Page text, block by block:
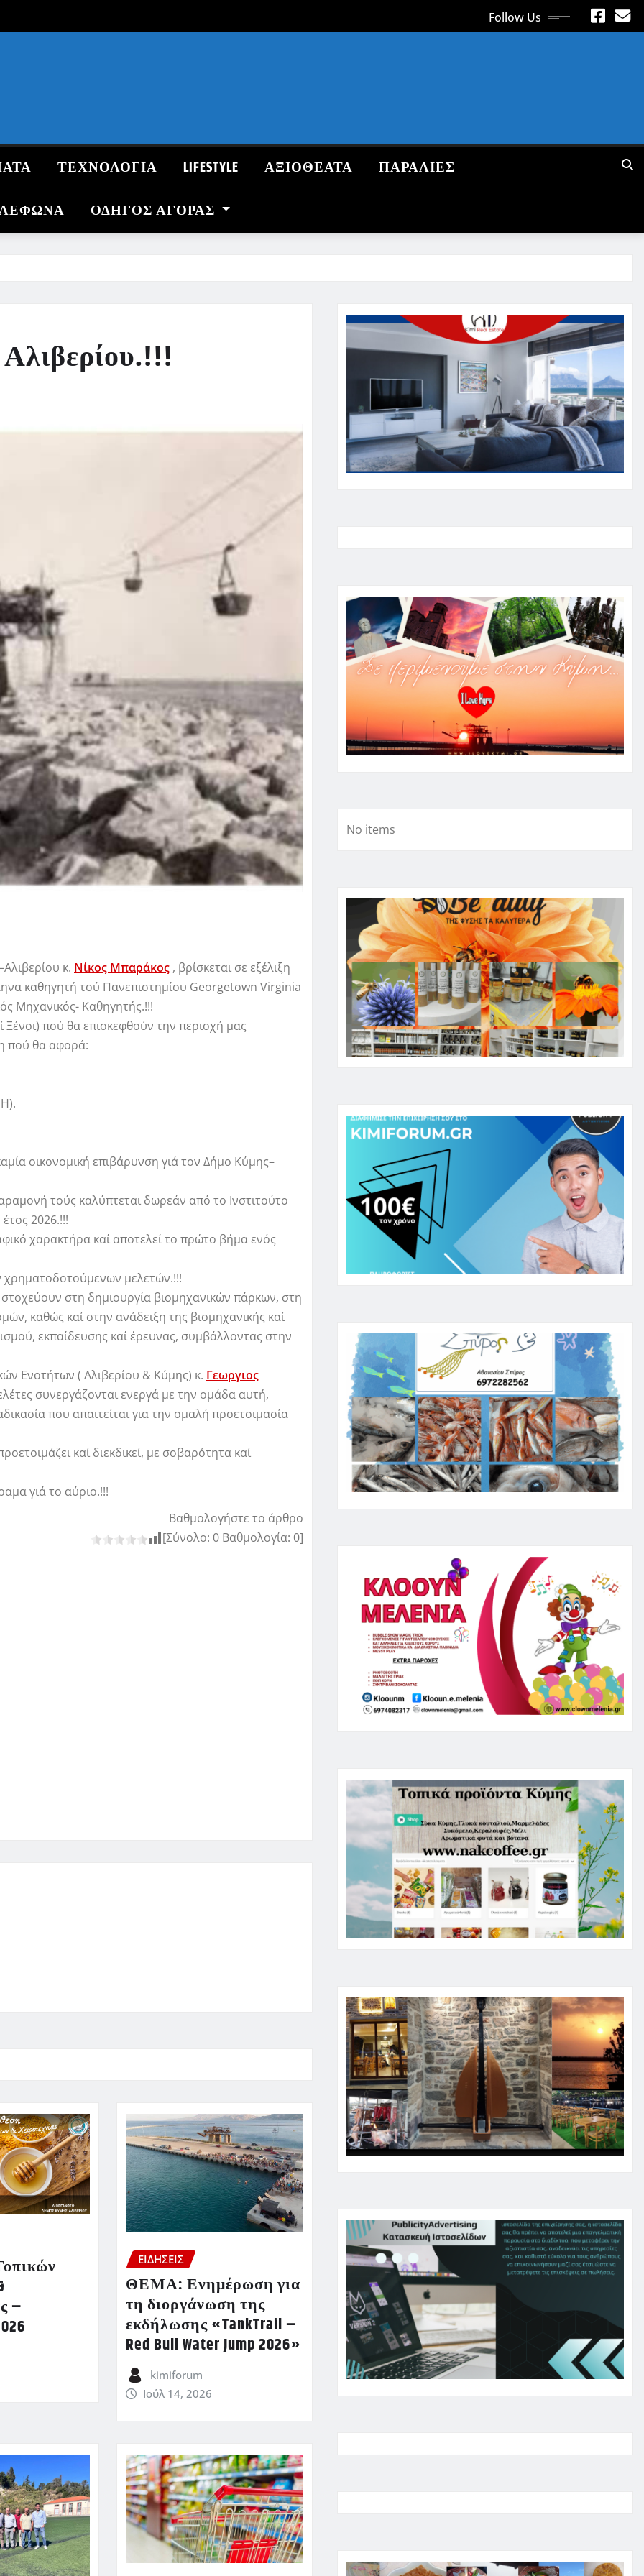
Follow Us
ΤΕΧΝΟΛΟΓΙΑ LIFESTYLE ΑΞΙΟΘΕΑΤΑ ΠΑΡΑΛΙΕΣ
ΟΔΗΓΌΣ ΑΓΟΡΆΣ
κ. Νίκος Μπαράκος , βρίσκεται σε εξέλιξη
καθηγητή τού Πανεπιστημίου Georgetown Virginia
Μηχανικός- Καθηγητής.!!!
πού θα επισκεφθούν την περιοχή μας
πού θα αφορά:
οικονομική επιβάρυνση γιά τον Δήμο Κύμης–
τούς καλύπτεται δωρεάν από το Ινστιτούτο
2026.!!!
χαρακτήρα καί αποτελεί το πρώτο βήμα ενός
χρηματοδοτούμενων μελετών.!!!
στη δημιουργία βιομηχανικών πάρκων, στη
καθώς καί στην ανάδειξη της βιομηχανικής καί
εκπαίδευσης καί έρευνας, συμβάλλοντας στην
Ενοτήτων ( Αλιβερίου & Κύμης) κ. Γεωργιος
συνεργάζονται ενεργά με την ομάδα αυτή,
που απαιτείται για την ομαλή προετοιμασία
καί διεκδικεί, με σοβαρότητα καί
γιά το αύριο.!!!
Βαθμολογήστε το άρθρο
[Σύνολο: 0 Βαθμολογία: 0]
–
ΕΙΔΗΣΕΙΣ
ΘΕΜΑ: Ενημέρωση για
τη διοργάνωση της
εκδήλωσης «TankTrail –
Red Bull Water Jump 2026»
kimiforum
Ιούλ 14, 2026
No items